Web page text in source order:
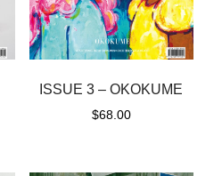
ISSUE 3 – OKOKUME
$68.00